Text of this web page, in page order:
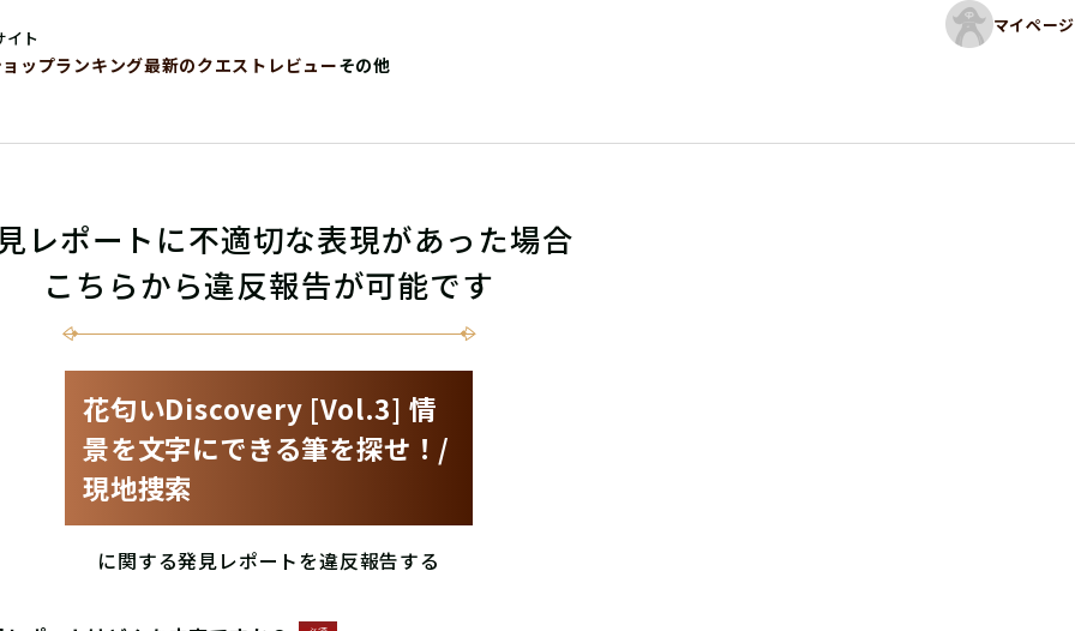
イト
マイページ
ップランキング最新のクエストレビューその他
レポートに不適切な表現があった場合
こちらから違反報告が可能です
花匂いDiscovery [Vol.3] 情
景を文字にできる筆を探せ！/
現地捜索
に関する発見レポートを違反報告する